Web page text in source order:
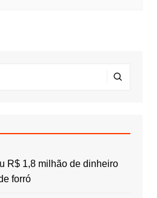
R$ 1,8 milhão de dinheiro
forró